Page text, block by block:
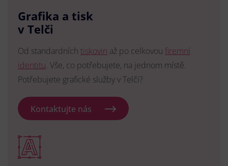
Grafika a tisk
v Telči
Od standardních tiskovin až po celkovou firemní
identitu. Vše, co potřebujete, na jednom místě.
Potřebujete grafické služby v Telči?
Kontaktujte nás